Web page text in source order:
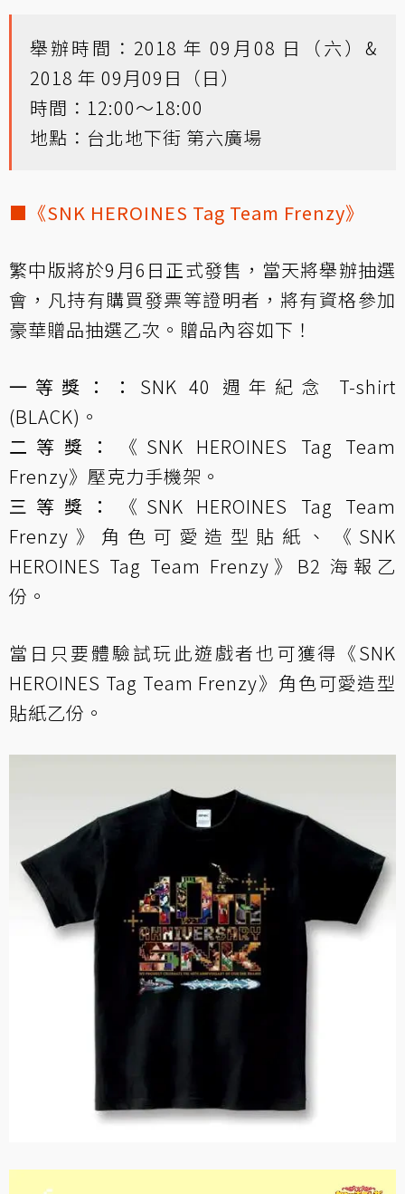
舉辦時間：2018 年 09月08 日（六）&
2018 年 09月09日（日）
時間：12:00～18:00
地點：台北地下街 第六廣場
■《SNK HEROINES Tag Team Frenzy》
繁中版將於9月6日正式發售，當天將舉辦抽選
會，凡持有購買發票等證明者，將有資格參加
豪華贈品抽選乙次。贈品內容如下！
一等獎：： SNK 40 週年紀念 T-shirt
(BLACK)。
二等獎：
《SNK HEROINES Tag Team
Frenzy》壓克力手機架。
三等獎：
《SNK HEROINES Tag Team
Frenzy》角色可愛造型貼紙、《SNK
HEROINES Tag Team Frenzy》B2 海報乙
份。
當日只要體驗試玩此遊戲者也可獲得《SNK
HEROINES Tag Team Frenzy》角色可愛造型
貼紙乙份。